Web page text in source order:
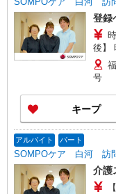
登録
時給
後】 時給1,360円〜 ＊早朝夜間：時給1,700円〜
号
キープ
アルバイト パート
SOMPOケア 白河 訪
介護